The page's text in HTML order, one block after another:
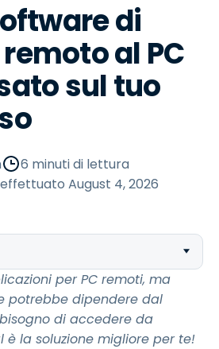
di
al PC
sul tuo
6 minuti di lettura
August 4, 2026
per PC remoti, ma
potrebbe dipendere dal
di accedere da
è la soluzione migliore per te!